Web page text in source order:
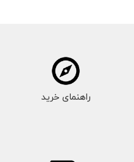
راهنمای خرید